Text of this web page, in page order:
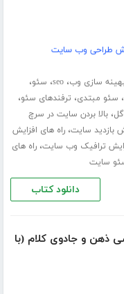
طراحی وب سایت
سازی وب،seo، سئو،
، سئو مبتدی، ترفندهای سئو،
،بالا بردن سایت در سرچ
بازدید سایت،راه های افزایش
ترافیک وب سایت،راه های
سایت
دانلود کتاب
ذهن و جادوی کلام (با